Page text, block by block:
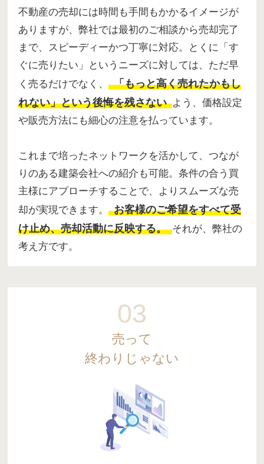
不動産の売却には時間も手間もかかるイメージが
ありますが、弊社では最初のご相談から売却完了
まで、スピーディーかつ丁寧に対応。とくに「す
ぐに売りたい」というニーズに対しては、ただ早
く売るだけでなく、 「もっと高く売れたかもし
れない」という後悔を残さない よう、価格設定
や販売方法にも細心の注意を払っています。
これまで培ったネットワークを活かして、つなが
りのある建築会社への紹介も可能。条件の合う買
主様にアプローチすることで、よりスムーズな売
却が実現できます。 お客様のご希望をすべて受
け止め、売却活動に反映する。 それが、弊社の
考え方です。
03
売って
終わりじゃない